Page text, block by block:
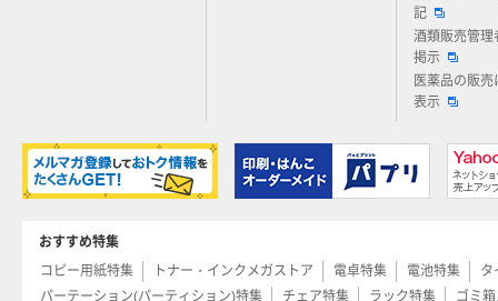
記
酒類販売管理
掲示
医薬品の販売
表示
おすすめ特集
コピー用紙特集
トナー・インクメガストア 電卓特集 電池特集
タ
パーテーション(パーティション)特集
チェア特集 ラック特集
ゴミ